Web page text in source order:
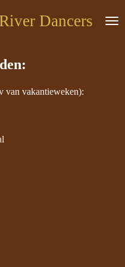
Dancers
van vakantieweken):